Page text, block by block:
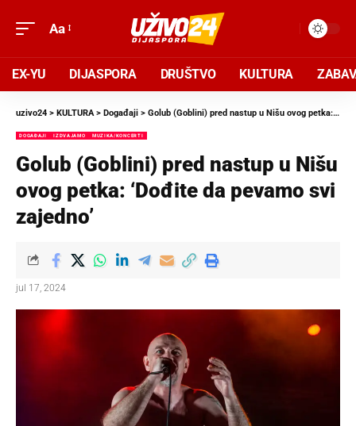
Aa
EX-YU DIJASPORA DRUŠTVO KULTURA
uzivo24 > KULTURA> Događaji > Golub (Goblini) pred nastup u Nišu ovog petka: ‘Dođite da pevamo svi zajedno’
DOGAĐAJI IZDVAJAMO MUZIKA/KONCERTI
Golub (Goblini) pred nastup u Nišu
ovog petka: ‘Dođite da pevamo svi
zajedno’
jul 17, 2024